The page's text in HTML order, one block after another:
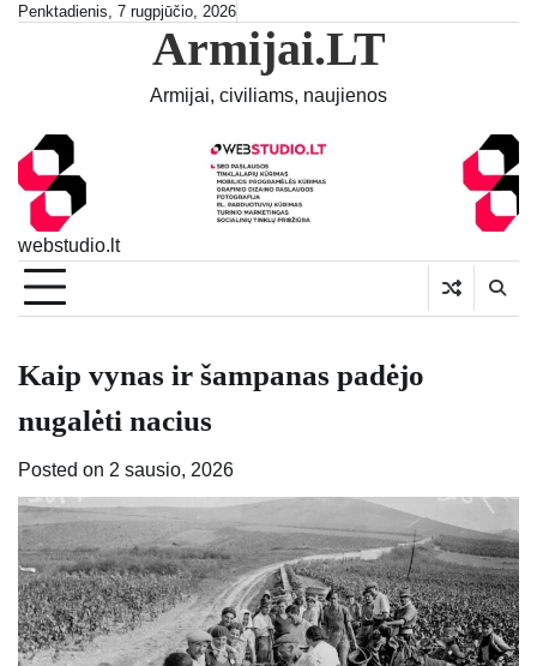
SkipPenktadienis, 7 rugpjūčio, 2026
Armijai.LT
Armijai, civiliams, naujienos
webstudio.lt
Kaip vynas ir šampanas padėjo
nugalėti nacius
Posted on 2 sausio, 2026